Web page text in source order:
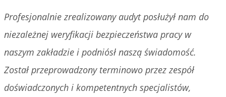
Profesjonalnie zrealizowany audyt posłużył nam do
niezależnej weryfikacji bezpieczeństwa pracy w
naszym zakładzie i podniósł naszą świadomość.
Został przeprowadzony terminowo przez zespół
doświadczonych i kompetentnych specjalistów,